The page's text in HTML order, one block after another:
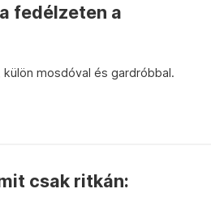
fedélzeten a
mosdóval és gardróbbal.
csak ritkán: